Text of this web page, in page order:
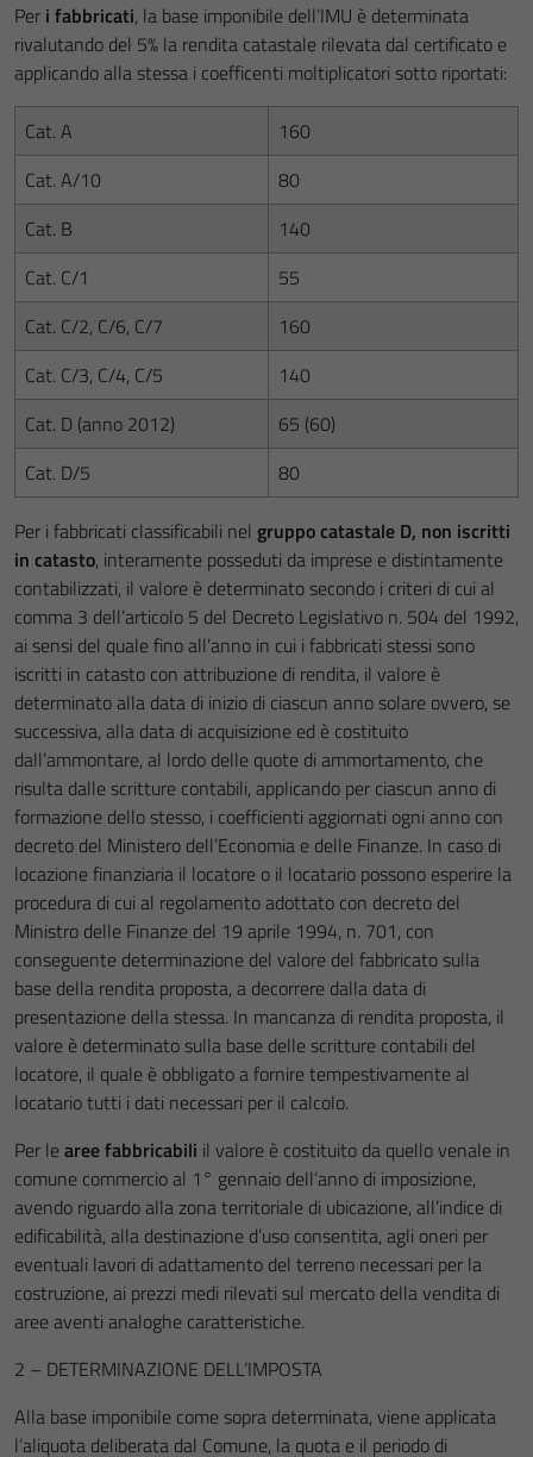
Per i fabbricati, la base imponibile dell’IMU è determinata
rivalutando del 5% la rendita catastale rilevata dal certificato e
applicando alla stessa i coefficenti moltiplicatori sotto riportati:
Cat. A
160
Cat. A/10
80
Cat. B
140
Cat. C/1
55
Cat. C/2, C/6, C/7
160
Cat. C/3, C/4, C/5
140
Cat. D (anno 2012)
65 (60)
Cat. D/5
80
Per i fabbricati classificabili nel gruppo catastale D, non iscritti
in catasto, interamente posseduti da imprese e distintamente
contabilizzati, il valore è determinato secondo i criteri di cui al
comma 3 dell’articolo 5 del Decreto Legislativo n. 504 del 1992,
ai sensi del quale fino all’anno in cui i fabbricati stessi sono
iscritti in catasto con attribuzione di rendita, il valore è
determinato alla data di inizio di ciascun anno solare ovvero, se
successiva, alla data di acquisizione ed è costituito
dall’ammontare, al lordo delle quote di ammortamento, che
risulta dalle scritture contabili, applicando per ciascun anno di
formazione dello stesso, i coefficienti aggiornati ogni anno con
decreto del Ministero dell’Economia e delle Finanze. In caso di
locazione finanziaria il locatore o il locatario possono esperire la
procedura di cui al regolamento adottato con decreto del
Ministro delle Finanze del 19 aprile 1994, n. 701, con
conseguente determinazione del valore del fabbricato sulla
base della rendita proposta, a decorrere dalla data di
presentazione della stessa. In mancanza di rendita proposta, il
valore è determinato sulla base delle scritture contabili del
locatore, il quale è obbligato a fornire tempestivamente al
locatario tutti i dati necessari per il calcolo.
Per learee fabbricabili il valore è costituito da quello venale in
comune commercio al 1° gennaio dell’anno di imposizione,
avendo riguardo alla zona territoriale di ubicazione, all’indice di
edificabilità, alla destinazione d’uso consentita, agli oneri per
eventuali lavori di adattamento del terreno necessari per la
costruzione, ai prezzi medi rilevati sul mercato della vendita di
aree aventi analoghe caratteristiche.
2 – DETERMINAZIONE DELL’IMPOSTA
Alla base imponibile come sopra determinata, viene applicata
l’aliquota deliberata dal Comune, la quota e il periodo di